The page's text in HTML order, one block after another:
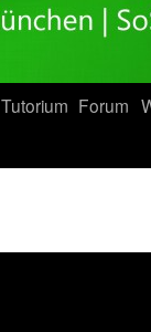
Tutorium Forum